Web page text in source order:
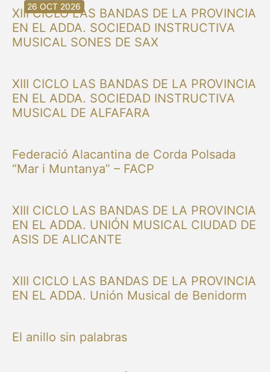
XIII CICLO LAS BANDAS DE LA PROVINCIA
EN EL ADDA. SOCIEDAD INSTRUCTIVA
MUSICAL SONES DE SAX
30 AGO 2026
XIII CICLO LAS BANDAS DE LA PROVINCIA
EN EL ADDA. SOCIEDAD INSTRUCTIVA
MUSICAL DE ALFAFARA
30 AGO 2026
Federació Alacantina de Corda Polsada
“Mar i Muntanya” – FACP
13 SEP 2026
XIII CICLO LAS BANDAS DE LA PROVINCIA
EN EL ADDA. UNIÓN MUSICAL CIUDAD DE
ASIS DE ALICANTE
20 SEP 2026
XIII CICLO LAS BANDAS DE LA PROVINCIA
EN EL ADDA. Unión Musical de Benidorm
20 SEP 2026
El anillo sin palabras
26 SEP 2026
03 OCT 2026
16 OCT 2026
26 OCT 2026